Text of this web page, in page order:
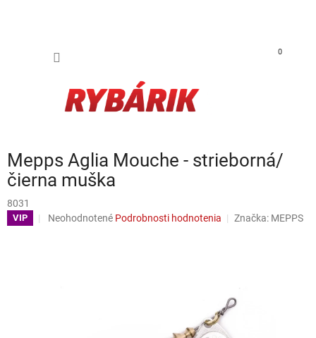
0
Mepps Aglia Mouche - strieborná/
čierna muška
8031
VIP Priemerné hodnotenie produktu je 0,0 z 5 hviezdičiek.
Neohodnotené Podrobnosti hodnotenia Značka: MEPPS